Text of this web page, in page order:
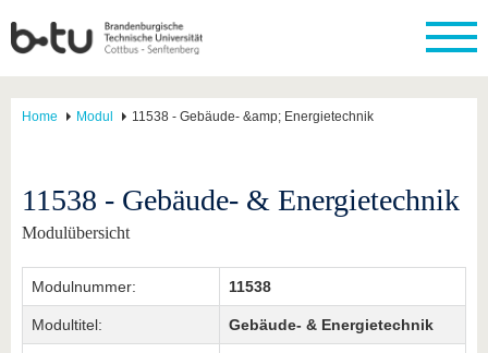
Home Modul 11538 - Gebäude- &amp; Energietechnik
11538 - Gebäude- & Energietechnik
Modulübersicht
Modulnummer: 11538
Modultitel: Gebäude- & Energietechnik